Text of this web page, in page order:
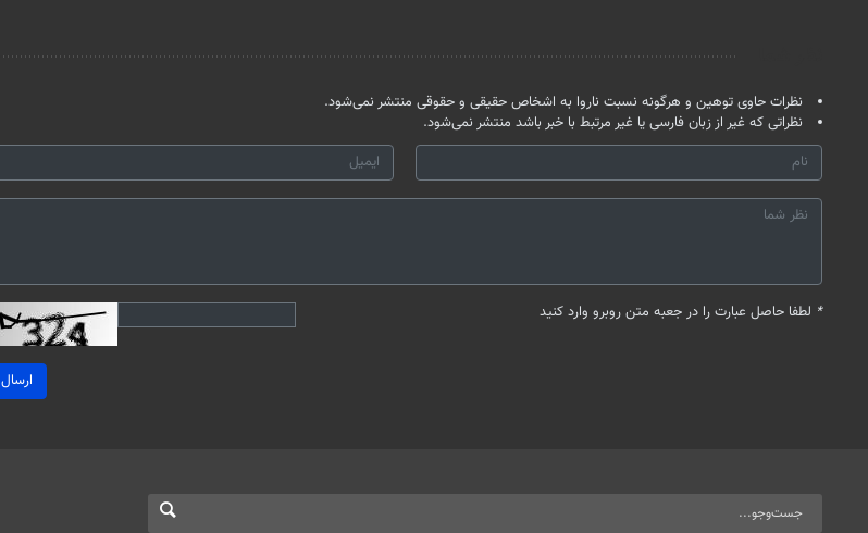
نظرات حاوی توهین و هرگونه نسبت ناروا به اشخاص حقیقی و حقوقی منتشر نمی‌شود.
نظراتی که غیر از زبان فارسی یا غیر مرتبط با خبر باشد منتشر نمی‌شود.
* لطفا حاصل عبارت را در جعبه متن روبرو وارد کنید
ارسال